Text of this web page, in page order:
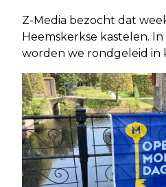
Z-Media bezocht dat
Heemskerkse kastelen.
worden we rondgeleid in